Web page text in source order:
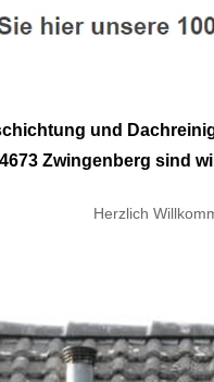
und
Zwingenberg sind
Herzlich